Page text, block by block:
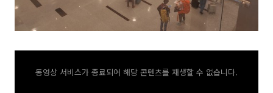
동영상 서비스가 종료되어 해당 콘텐츠를 재생할 수 없습니다.